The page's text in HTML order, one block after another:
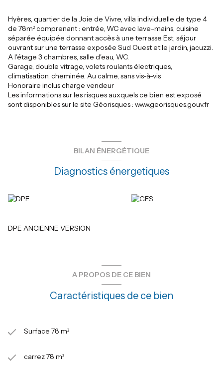
Hyères, quartier de la Joie de Vivre, villa individuelle de type 4
de 78m² comprenant : entrée, WC avec lave-mains, cuisine
séparée équipée donnant accès à une terrasse Est, séjour
ouvrant sur une terrasse exposée Sud Ouest et le jardin, jacuzzi.
A l'étage 3 chambres, salle d'eau, WC.
Garage, double vitrage, volets roulants électriques,
climatisation, cheminée. Au calme, sans vis-à-vis
Honoraire inclus charge vendeur
Les informations sur les risques auxquels ce bien est exposé
sont disponibles sur le site Géorisques : www.georisques.gouv.fr
BILAN ÉNERGÉTIQUE
Diagnostics énergetiques
DPE ANCIENNE VERSION
A PROPOS DE CE BIEN
Caractéristiques de ce bien
Surface 78 m²
carrez 78 m²